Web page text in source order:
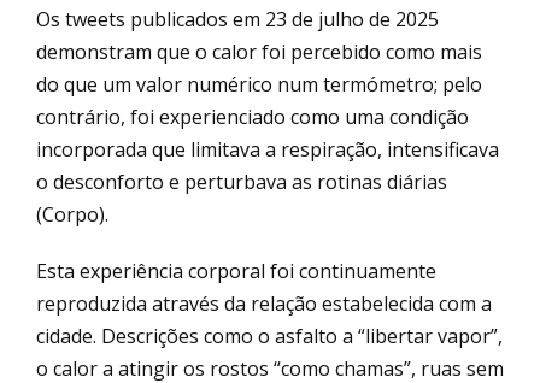
Os tweets publicados em 23 de julho de 2025
demonstram que o calor foi percebido como mais
do que um valor numérico num termómetro; pelo
contrário, foi experienciado como uma condição
incorporada que limitava a respiração, intensificava
o desconforto e perturbava as rotinas diárias
(Corpo).
Esta experiência corporal foi continuamente
reproduzida através da relação estabelecida com a
cidade. Descrições como o asfalto a “libertar vapor”,
o calor a atingir os rostos “como chamas”, ruas sem